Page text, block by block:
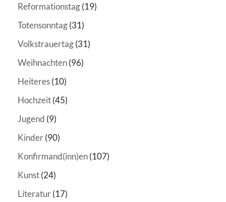
Reformationstag(19)
Totensonntag(31)
Volkstrauertag(31)
Weihnachten(96)
Heiteres(10)
Hochzeit(45)
Jugend (9)
Kinder(90)
Konfirmand(inn)en(107)
Kunst(24)
Literatur(17)